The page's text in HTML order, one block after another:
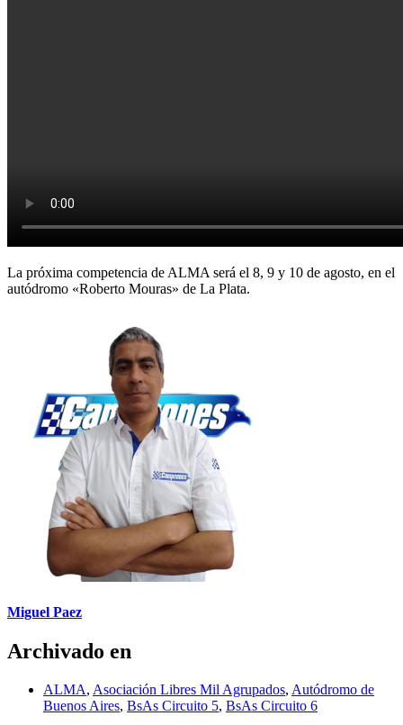
La próxima competencia de ALMA será el 8, 9 y 10 de agosto, en el
autódromo «Roberto Mouras» de La Plata.
Miguel Paez
Archivado en
ALMA, Asociación Libres Mil Agrupados, Autódromo de
Buenos Aires, BsAs Circuito 5, BsAs Circuito 6